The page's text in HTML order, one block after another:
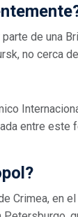
de una
no cerca
entre este
Crimea, en